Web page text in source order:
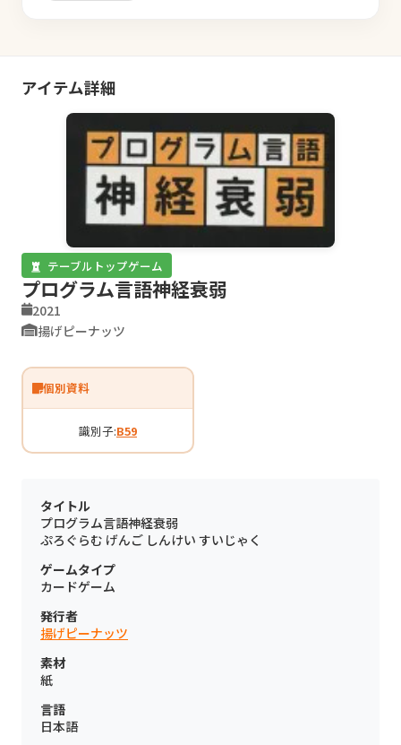
アイテム詳細
テーブルトップゲーム
プログラム言語神経衰弱
2021
揚げピーナッツ
個別資料
識別子:B59
タイトル
プログラム言語神経衰弱
ぷろぐらむ げんご しんけい すいじゃく
ゲームタイプ
カードゲーム
発行者
揚げピーナッツ
素材
紙
言語
日本語